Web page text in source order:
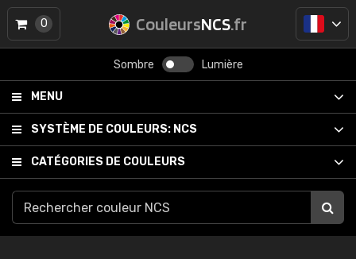
CouleursNCS.fr
Sombre Lumière
MENU
SYSTÈME DE COULEURS: NCS
CATÉGORIES DE COULEURS
0